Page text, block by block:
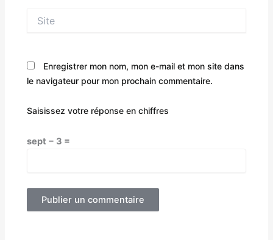
Enregistrer mon nom, mon e-mail et mon site dans
le navigateur pour mon prochain commentaire.
Saisissez votre réponse en chiffres
sept − 3 =